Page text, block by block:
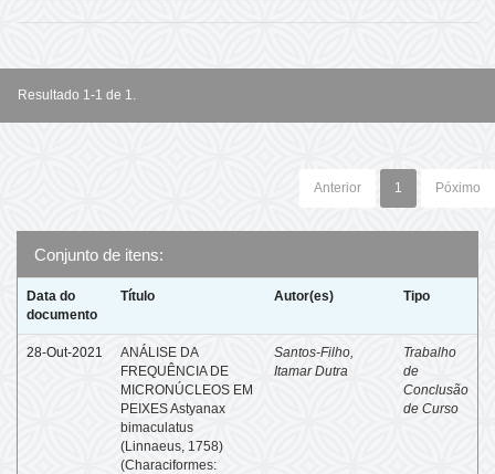
Resultado 1-1 de 1.
Anterior 1 Póximo
Conjunto de itens:
Data do
documento
Título Autor(es) Tipo
28-Out-2021
ANÁLISE DA
FREQUÊNCIA DE
MICRONÚCLEOS EM
PEIXES Astyanax
bimaculatus
(Linnaeus, 1758)
(Characiformes:
Santos-Filho,
Itamar Dutra
Trabalho
de
Conclusão
de Curso